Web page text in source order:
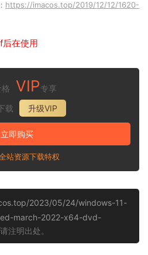
https://imacos.top/2019/12/12/1620-
在使用
VIP专享
载
升级VIP
立即购买
站资源下载特权
2023/05/24/windows-11-
march-2022-x64-dvd-
注明出处。